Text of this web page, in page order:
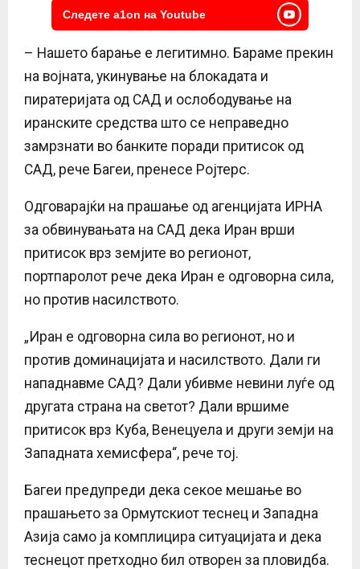
Следете a1on на Youtube
– Нашето барање е легитимно. Бараме прекин
на војната, укинување на блокадата и
пиратеријата од САД и ослободување на
иранските средства што се неправедно
замрзнати во банките поради притисок од
САД, рече Багеи, пренесе Ројтерс.
Одговарајќи на прашање од агенцијата ИРНА
за обвинувањата на САД дека Иран врши
притисок врз земјите во регионот,
портпаролот рече дека Иран е одговорна сила,
но против насилството.
„Иран е одговорна сила во регионот, но и
против доминацијата и насилството. Дали ги
нападнавме САД? Дали убивме невини луѓе од
другата страна на светот? Дали вршиме
притисок врз Куба, Венецуела и други земји на
Западната хемисфера“, рече тој.
Багеи предупреди дека секое мешање во
прашањето за Ормутскиот теснец и Западна
Азија само ја комплицира ситуацијата и дека
теснецот претходно бил отворен за пловидба.